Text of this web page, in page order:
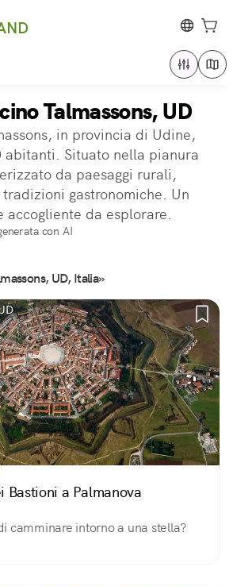
Talmassons, UD
in provincia di Udine,
abitanti. Situato nella pianura
da paesaggi rurali,
gastronomiche. Un
accogliente da esplorare.
con AI
UD, Italia»
Bastioni a Palmanova
camminare intorno a una stella?